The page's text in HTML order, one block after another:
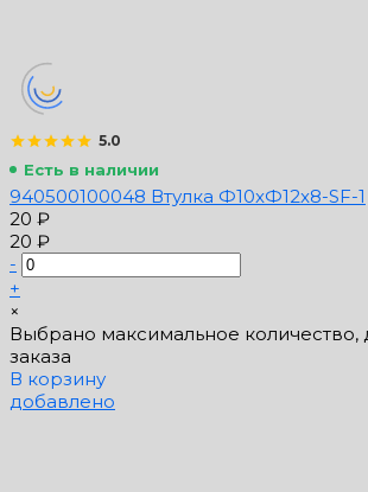
5.0
Есть в наличии
940500100048 Втулка Ф10xФ12x8-SF-1
20 ₽
20 ₽
-
+
×
Выбрано максимальное количество,
заказа
В корзину
добавлено